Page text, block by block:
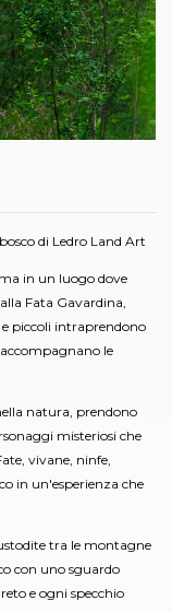
di Ledro Land Art
in un luogo dove
Fata Gavardina,
e piccoli intraprendono
le
natura, prendono
misteriosi che
vivane, ninfe,
in un'esperienza che
tra le montagne
con uno sguardo
e ogni specchio